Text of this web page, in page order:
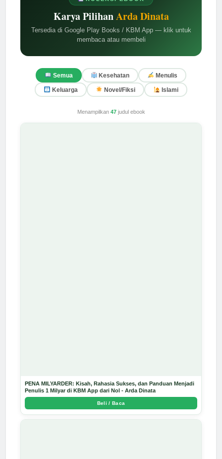
Karya PilihanArda Dinata
Tersedia di Google Play Books / KBM App — klik untuk
membaca atau membeli
Semua Kesehatan Menulis
Keluarga Novel/Fiksi Islami
Menampilkan 47judul ebook
PENA MILYARDER: Kisah, Rahasia Sukses, dan Panduan Menjadi
Penulis 1 Milyar di KBM App dari Nol - Arda Dinata
Beli / Baca